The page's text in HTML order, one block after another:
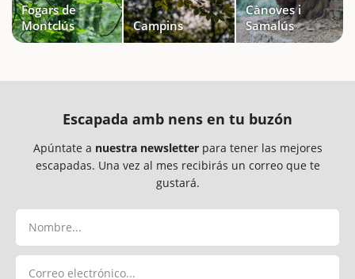
Fogars de
Montclús
Campins
Cànoves i
Samalús
Escapada amb nens en tu buzón
Apúntate a nuestra newsletterpara tener las mejores
escapadas. Una vez al mes recibirás un correo que te
gustará.